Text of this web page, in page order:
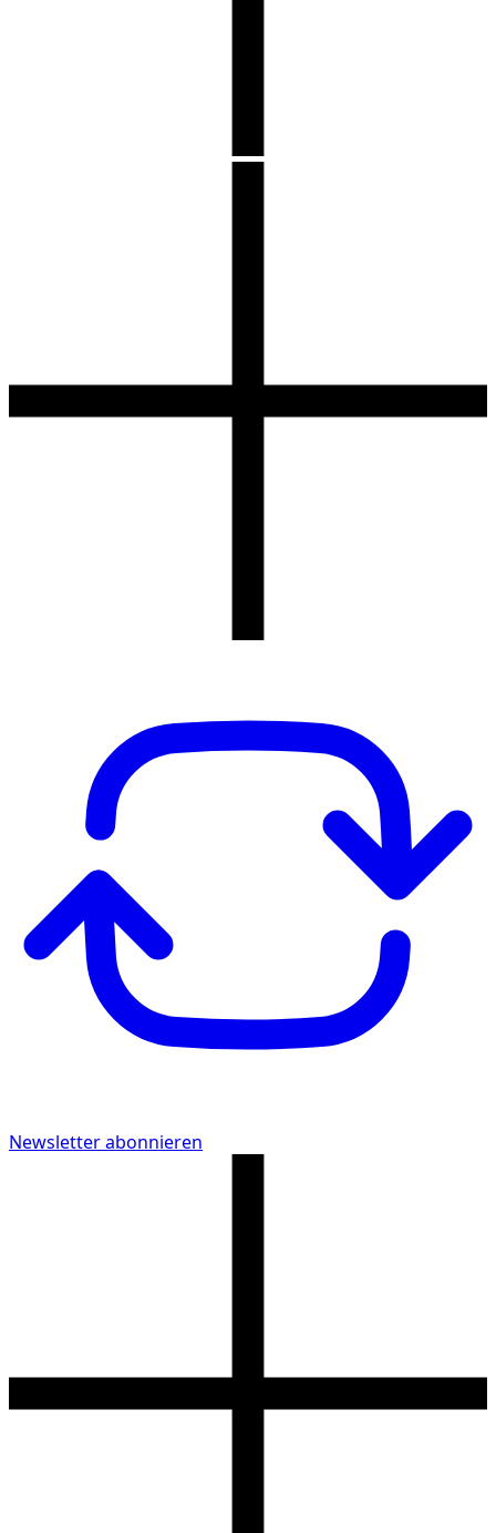
Newsletter abonnieren